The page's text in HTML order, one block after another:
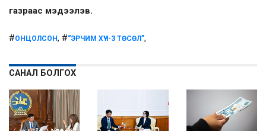
газраас мэдээлэв.
#ОНЦОЛСОН, #“ЭРЧИМ ХҮЧ-3 ТӨСӨЛ”,
САНАЛ БОЛГОХ